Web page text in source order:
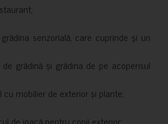
senzorială, care cuprinde și un
grădină și grădina de pe acoperisul
cu mobilier de exterior și plante;